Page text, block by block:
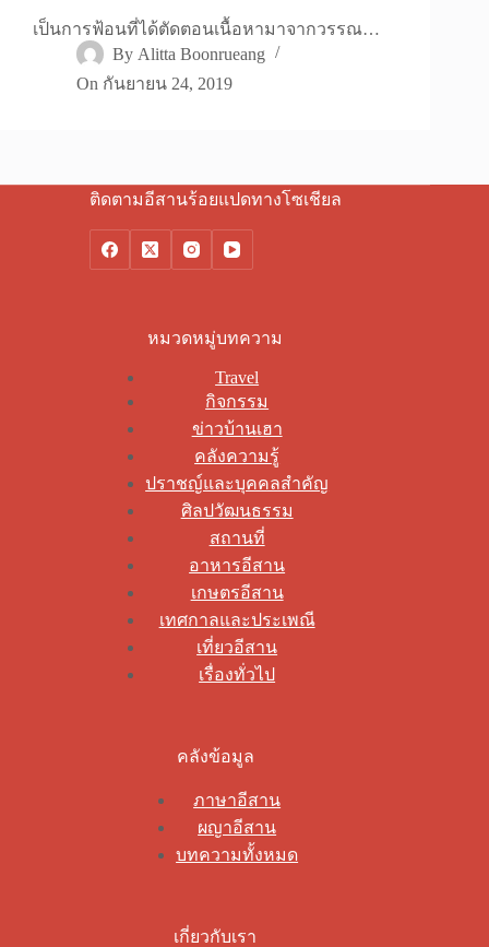
เป็นการฟ้อนที่ได้ตัดตอนเนื้อหามาจากวรรณ…
By Alitta Boonrueang
On กันยายน 24, 2019
ติดตามอีสานร้อยแปดทางโซเชียล
หมวดหมู่บทความ
Travel
กิจกรรม
ข่าวบ้านเฮา
คลังความรู้
ปราชญ์และบุคคลสำคัญ
ศิลปวัฒนธรรม
สถานที่
อาหารอีสาน
เกษตรอีสาน
เทศกาลและประเพณี
เที่ยวอีสาน
เรื่องทั่วไป
คลังข้อมูล
ภาษาอีสาน
ผญาอีสาน
บทความทั้งหมด
เกี่ยวกับเรา